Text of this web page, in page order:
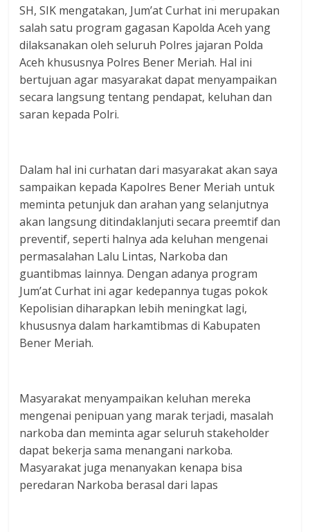
SH, SIK mengatakan, Jum’at Curhat ini merupakan
salah satu program gagasan Kapolda Aceh yang
dilaksanakan oleh seluruh Polres jajaran Polda
Aceh khususnya Polres Bener Meriah. Hal ini
bertujuan agar masyarakat dapat menyampaikan
secara langsung tentang pendapat, keluhan dan
saran kepada Polri.
Dalam hal ini curhatan dari masyarakat akan saya
sampaikan kepada Kapolres Bener Meriah untuk
meminta petunjuk dan arahan yang selanjutnya
akan langsung ditindaklanjuti secara preemtif dan
preventif, seperti halnya ada keluhan mengenai
permasalahan Lalu Lintas, Narkoba dan
guantibmas lainnya. Dengan adanya program
Jum’at Curhat ini agar kedepannya tugas pokok
Kepolisian diharapkan lebih meningkat lagi,
khususnya dalam harkamtibmas di Kabupaten
Bener Meriah.
Masyarakat menyampaikan keluhan mereka
mengenai penipuan yang marak terjadi, masalah
narkoba dan meminta agar seluruh stakeholder
dapat bekerja sama menangani narkoba.
Masyarakat juga menanyakan kenapa bisa
peredaran Narkoba berasal dari lapas